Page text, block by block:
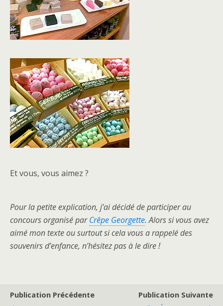
Et vous, vous aimez ?
Pour la petite explication, j’ai décidé de participer au
concours organisé par Crêpe Georgette. Alors si vous avez
aimé mon texte ou surtout si cela vous a rappelé des
souvenirs d’enfance, n’hésitez pas à le dire !
Publication Précédente
Publication Suivante